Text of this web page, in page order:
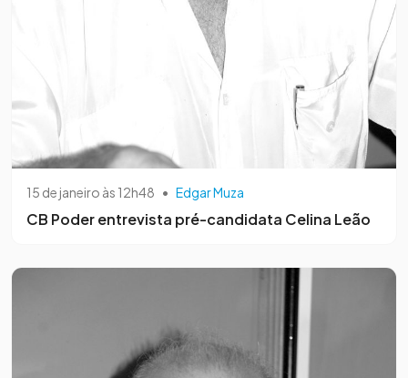
15 de janeiro às 12h48 • Edgar Muza
CB Poder entrevista pré-candidata Celina Leão